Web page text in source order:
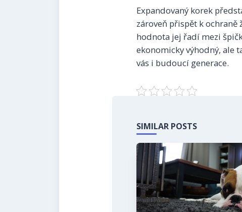
Expandovaný korek
zároveň přispět k
hodnota jej řadí mezi
ekonomicky výhodný, ale
vás i budoucí generace.
SIMILAR POSTS